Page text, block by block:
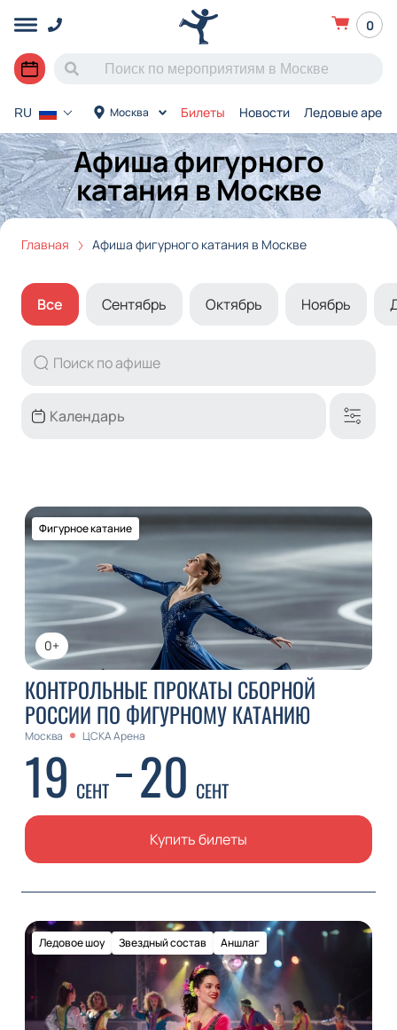
0
Москва Билеты Новости Ледовые арены
RU
Афиша фигурного
катания в Москве
Главная Афиша фигурного катания в Москве
Все Сентябрь Октябрь Ноябрь
0+
Фигурное катание
КОНТРОЛЬНЫЕ ПРОКАТЫ СБОРНОЙ
РОССИИ ПО ФИГУРНОМУ КАТАНИЮ
Москва ЦСКА Арена
19 СЕНТ 20 СЕНТ
Купить билеты
Ледовое шоу Звездный состав Аншлаг